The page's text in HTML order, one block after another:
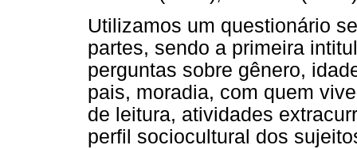
Utilizamos um questionário
partes, sendo a primeira
perguntas sobre gênero,
pais, moradia, com quem
de leitura, atividades
perfil sociocultural dos